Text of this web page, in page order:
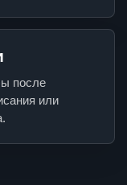
после
или